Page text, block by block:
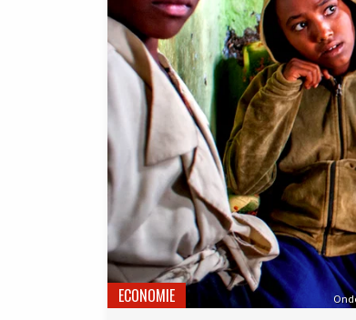
ECONOMIE